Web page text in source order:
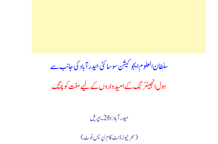
سلطان العلوم ایجوکیشن سوسائٹی حیدرآباد کی جانب سے
سِول انجینئرنگ کے امیدواروں کے لیے مفت کوچنگ
حیدرآباد: 26۔اپریل
(سحرنیوزڈاٹ کام/پریس نوٹ)